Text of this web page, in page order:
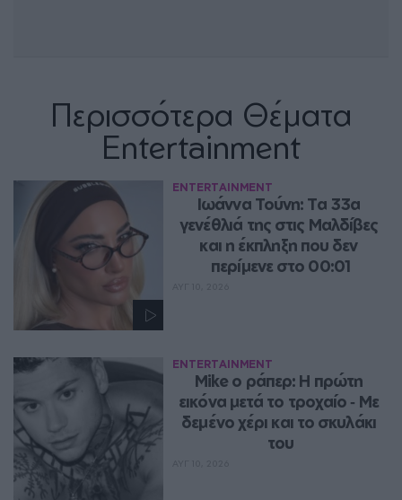
Περισσότερα Θέματα
Entertainment
ENTERTAINMENT
Ιωάννα Τούνη: Τα 33α
γενέθλιά της στις Μαλδίβες
και η έκπληξη που δεν
περίμενε στο 00:01
ENTERTAINMENT
Mike ο ράπερ: Η πρώτη
εικόνα μετά το τροχαίο ‑ Με
δεμένο χέρι και το σκυλάκι
του